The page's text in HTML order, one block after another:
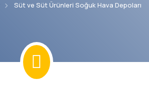
Süt ve Süt Ürünleri Soğuk Hava Depoları